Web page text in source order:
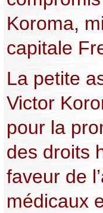
Koroma,
capitale
La petite
Victor
pour la
des droits
faveur de
médicaux